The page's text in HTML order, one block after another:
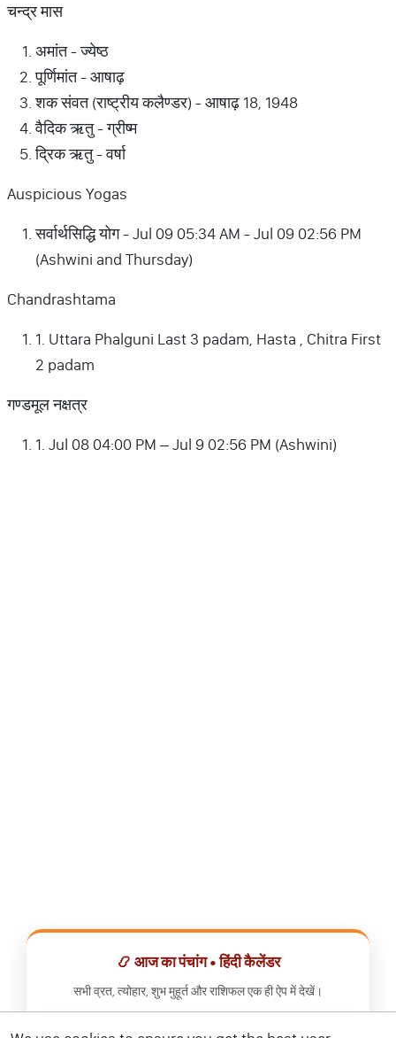
चन्द्र मास
अमांत - ज्येष्ठ
पूर्णिमांत - आषाढ़
शक संवत (राष्ट्रीय कलैण्डर) - आषाढ़ 18, 1948
वैदिक ऋतु - ग्रीष्म
द्रिक ऋतु - वर्षा
Auspicious Yogas
सर्वार्थसिद्धि योग - Jul 09 05:34 AM - Jul 09 02:56 PM
(Ashwini and Thursday)
Chandrashtama
1. Uttara Phalguni Last 3 padam, Hasta , Chitra First
2 padam
गण्डमूल नक्षत्र
1. Jul 08 04:00 PM – Jul 9 02:56 PM (Ashwini)
📿 आज का पंचांग • हिंदी कैलेंडर
सभी व्रत, त्योहार, शुभ मुहूर्त और राशिफल एक ही ऐप में देखें।